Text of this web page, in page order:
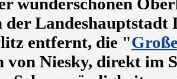
der Landeshauptstadt
entfernt, die "
von Niesky, direkt im